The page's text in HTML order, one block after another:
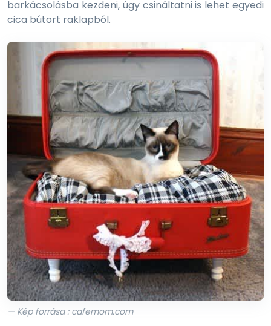
barkácsolásba kezdeni, úgy csináltatni is lehet egyedi
cica bútort raklapból.
— Kép forrása : cafemom.com